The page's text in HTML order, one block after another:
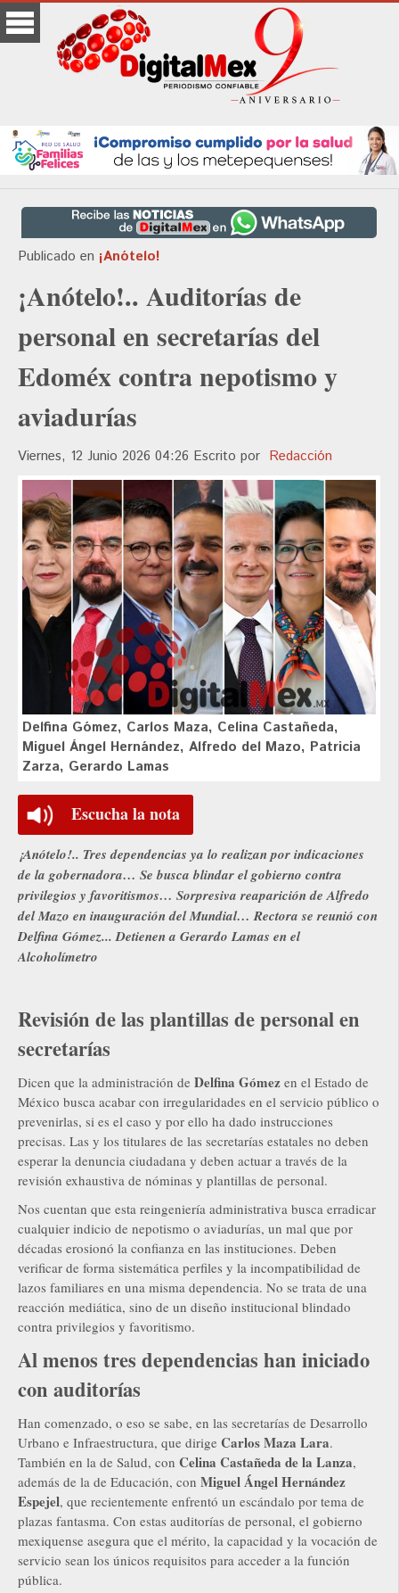
Publicado en ¡Anótelo!
¡Anótelo!.. Auditorías de
personal en secretarías del
Edoméx contra nepotismo y
aviadurías
Viernes, 12 Junio 2026 04:26 Escrito por Redacción
Delfina Gómez, Carlos Maza, Celina Castañeda,
Miguel Ángel Hernández, Alfredo del Mazo, Patricia
Zarza, Gerardo Lamas
Escucha la nota
¡Anótelo!.. Tres dependencias ya lo realizan por indicaciones
de la gobernadora… Se busca blindar el gobierno contra
privilegios y favoritismos… Sorpresiva reaparición de Alfredo
del Mazo en inauguración del Mundial… Rectora se reunió con
Delfina Gómez... Detienen a Gerardo Lamas en el
Alcoholímetro
Revisión de las plantillas de personal en
secretarías
Dicen que la administración de Delfina Gómez en el Estado de
México busca acabar con irregularidades en el servicio público o
prevenirlas, si es el caso y por ello ha dado instrucciones
precisas. Las y los titulares de las secretarías estatales no deben
esperar la denuncia ciudadana y deben actuar a través de la
revisión exhaustiva de nóminas y plantillas de personal.
Nos cuentan que esta reingeniería administrativa busca erradicar
cualquier indicio de nepotismo o aviadurías, un mal que por
décadas erosionó la confianza en las instituciones. Deben
verificar de forma sistemática perfiles y la incompatibilidad de
lazos familiares en una misma dependencia. No se trata de una
reacción mediática, sino de un diseño institucional blindado
contra privilegios y favoritismo.
Al menos tres dependencias han iniciado
con auditorías
Han comenzado, o eso se sabe, en las secretarías de Desarrollo
Urbano e Infraestructura, que dirige Carlos Maza Lara.
También en la de Salud, con Celina Castañeda de la Lanza,
además de la de Educación, con Miguel Ángel Hernández
Espejel, que recientemente enfrentó un escándalo por tema de
plazas fantasma. Con estas auditorías de personal, el gobierno
mexiquense asegura que el mérito, la capacidad y la vocación de
servicio sean los únicos requisitos para acceder a la función
pública.